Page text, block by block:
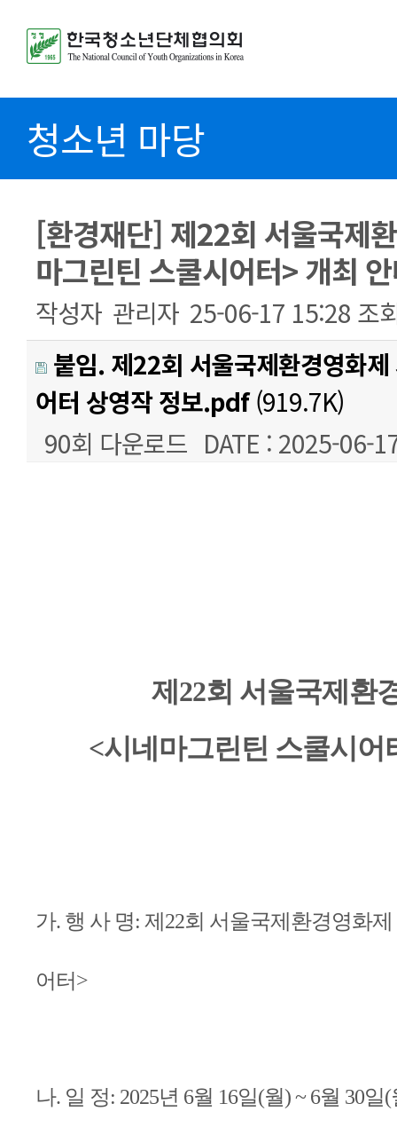
청소년 마당
[환경재단] 제22회 서울국제
마그린틴 스쿨시어터> 개최
작성자 관리자 25-06-17 15:28 조
붙임. 제22회 서울국제환경영화
어터 상영작 정보.pdf(919.7K)
90회 다운로드 DATE : 2025-06-
제22회 서울국제환
<시네마그린틴 스쿨시어
가. 행 사 명: 제22회 서울국제환경영화
어터>
나. 일 정: 2025년 6월 16일(월) ~ 6월 30일(